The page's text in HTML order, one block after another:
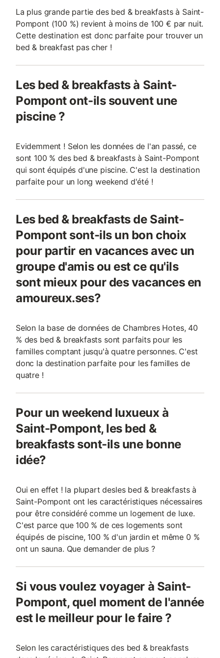
La plus grande partie des bed & breakfasts à Saint-
Pompont (100 %) revient à moins de 100 € par nuit.
Cette destination est donc parfaite pour trouver un
bed & breakfast pas cher !
Les bed & breakfasts à Saint-
Pompont ont-ils souvent une
piscine ?
Evidemment ! Selon les données de l'an passé, ce
sont 100 % des bed & breakfasts à Saint-Pompont
qui sont équipés d'une piscine. C'est la destination
parfaite pour un long weekend d'été !
Les bed & breakfasts de Saint-
Pompont sont-ils un bon choix
pour partir en vacances avec un
groupe d'amis ou est ce qu'ils
sont mieux pour des vacances en
amoureux.ses?
Selon la base de données de Chambres Hotes, 40
% des bed & breakfasts sont parfaits pour les
familles comptant jusqu'à quatre personnes. C'est
donc la destination parfaite pour les familles de
quatre !
Pour un weekend luxueux à
Saint-Pompont, les bed &
breakfasts sont-ils une bonne
idée?
Oui en effet ! la plupart desles bed & breakfasts à
Saint-Pompont ont les caractéristiques nécessaires
pour être considéré comme un logement de luxe.
C'est parce que 100 % de ces logements sont
équipés de piscine, 100 % d'un jardin et même 0 %
ont un sauna. Que demander de plus ?
Si vous voulez voyager à Saint-
Pompont, quel moment de l'année
est le meilleur pour le faire ?
Selon les caractéristiques des bed & breakfasts